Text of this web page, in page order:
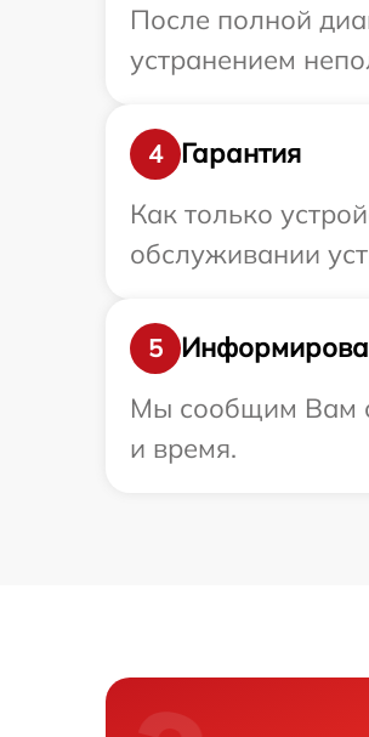
После полной
устранением
4
Гарантия
Как только
обслуживании
5
Мы сообщим Вам о
и время.